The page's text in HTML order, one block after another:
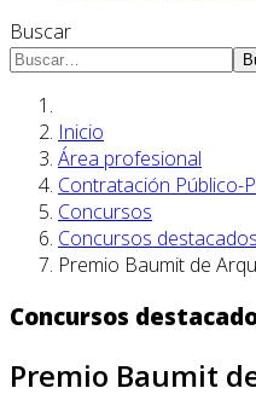
Buscar
Inicio
Área profesional
Contratación Público-
Concursos
Concursos destacados
Premio Baumit de
Concursos
Premio Baumit